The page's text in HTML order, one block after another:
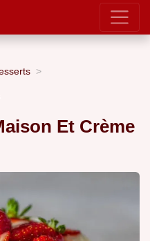
Et Crème